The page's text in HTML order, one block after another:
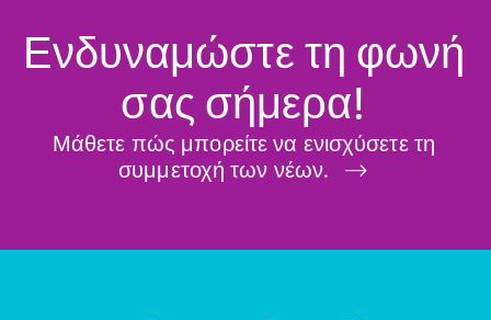
Ενδυναμώστε τη φωνή
σας σήμερα!
Μάθετε πώς μπορείτε να ενισχύσετε τη
συμμετοχή των νέων.